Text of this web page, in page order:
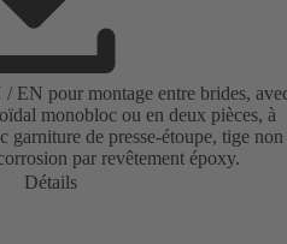
EN pour montage entre brides,
monobloc ou en deux pièces, à
garniture de presse-étoupe, tige non
par revêtement époxy.
Détails